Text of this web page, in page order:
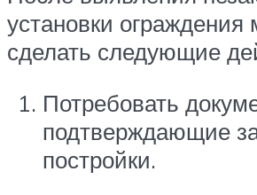
установки ограждения
сделать следующие
Потребовать
подтверждающие
постройки.